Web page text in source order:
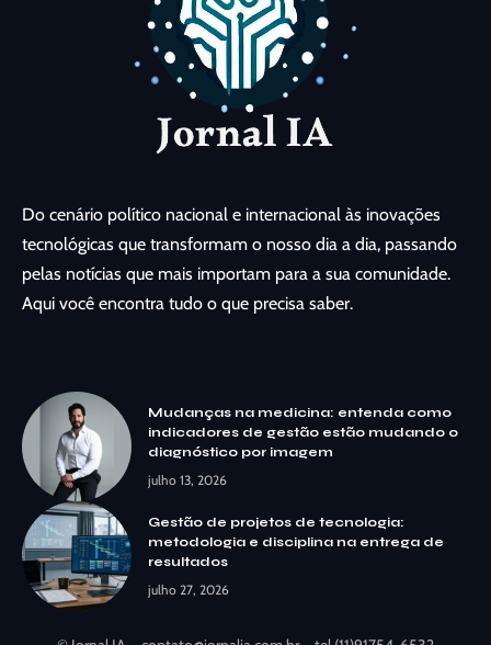
Do cenário político nacional e internacional às inovações
tecnológicas que transformam o nosso dia a dia, passando
pelas notícias que mais importam para a sua comunidade.
Aqui você encontra tudo o que precisa saber.
Mudanças na medicina: entenda como
indicadores de gestão estão mudando o
diagnóstico por imagem
julho 13, 2026
Gestão de projetos de tecnologia:
metodologia e disciplina na entrega de
resultados
julho 27, 2026